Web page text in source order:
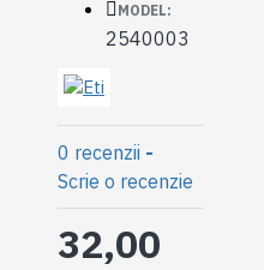
MODEL:
2540003
0 recenzii -
Scrie o recenzie
32,00